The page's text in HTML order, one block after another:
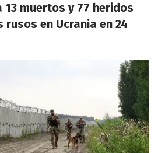
13 muertos y 77 heridos
en Ucrania en 24